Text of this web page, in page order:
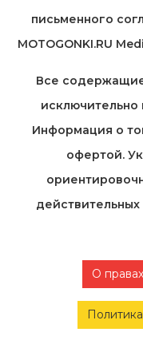
письменного
MOTOGONKI.RU
Все
Информация о
офертой.
О